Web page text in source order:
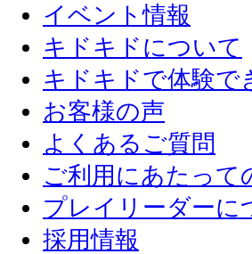
イベント情報
キドキドについて
キドキドで体験で
お客様の声
よくあるご質問
ご利用にあたって
プレイリーダーに
採用情報